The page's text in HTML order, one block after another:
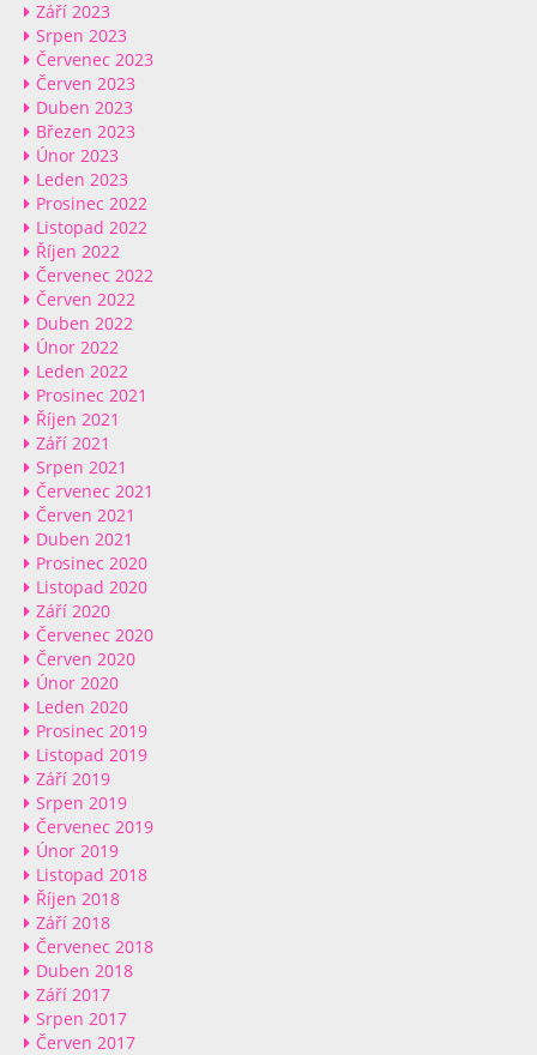
Září 2023
Srpen 2023
Červenec 2023
Červen 2023
Duben 2023
Březen 2023
Únor 2023
Leden 2023
Prosinec 2022
Listopad 2022
Říjen 2022
Červenec 2022
Červen 2022
Duben 2022
Únor 2022
Leden 2022
Prosinec 2021
Říjen 2021
Září 2021
Srpen 2021
Červenec 2021
Červen 2021
Duben 2021
Prosinec 2020
Listopad 2020
Září 2020
Červenec 2020
Červen 2020
Únor 2020
Leden 2020
Prosinec 2019
Listopad 2019
Září 2019
Srpen 2019
Červenec 2019
Únor 2019
Listopad 2018
Říjen 2018
Září 2018
Červenec 2018
Duben 2018
Září 2017
Srpen 2017
Červen 2017